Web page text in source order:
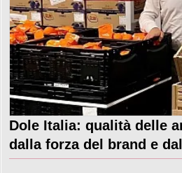
Dole Italia: qualità delle
dalla forza del brand e